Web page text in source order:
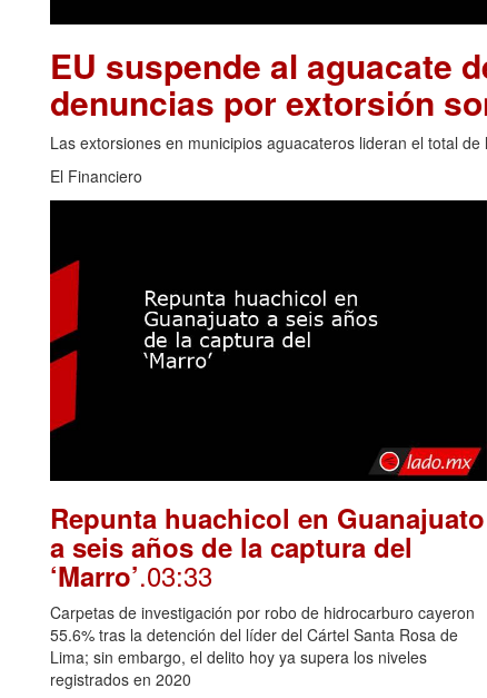
EU suspende al aguacate
denuncias por extorsión
Las extorsiones en municipios aguacateros lideran el total
El Financiero
Repunta huachicol en Guanajuato
a seis años de la captura del
‘Marro’.03:33
Carpetas de investigación por robo de hidrocarburo cayeron
55.6% tras la detención del líder del Cártel Santa Rosa de
Lima; sin embargo, el delito hoy ya supera los niveles
registrados en 2020